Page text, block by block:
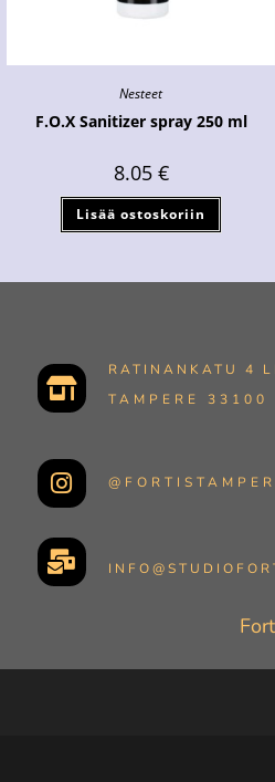
Nesteet
F.O.X Sanitizer spray 250 ml
8.05 €
Lisää ostoskoriin
RATINANKATU 4
TAMPERE 33100